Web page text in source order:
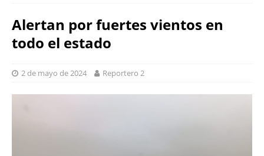
Alertan por fuertes vientos en
todo el estado
2 de mayo de 2024 Reportero 2